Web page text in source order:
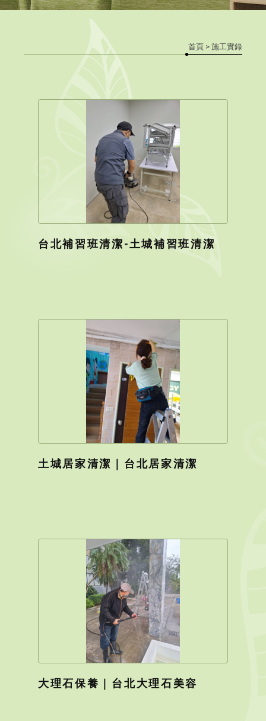
首頁> 施工實錄
台北補習班清潔-土城補習班清潔
土城居家清潔｜台北居家清潔
大理石保養｜台北大理石美容